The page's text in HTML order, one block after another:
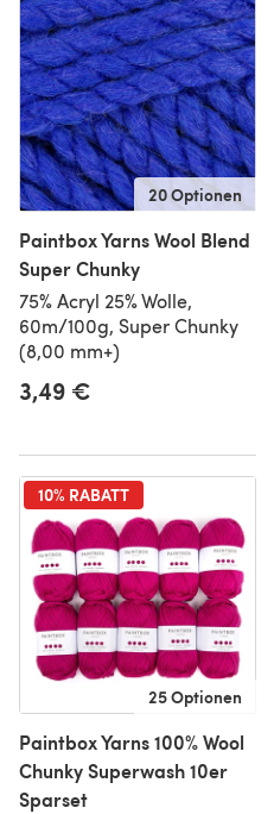
20 Optionen
Paintbox Yarns Wool Blend
Super Chunky
75% Acryl 25% Wolle,
60m/100g, Super Chunky
(8,00 mm+)
3,49 €
10% RABATT
25 Optionen
Paintbox Yarns 100% Wool
Chunky Superwash 10er
Sparset